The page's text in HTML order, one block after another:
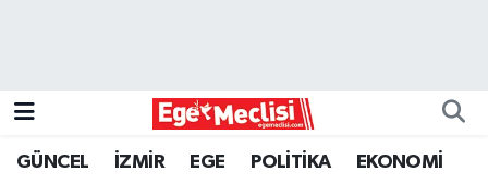
GÜNCEL İZMİR EGE POLİTİKA EKONOMİ